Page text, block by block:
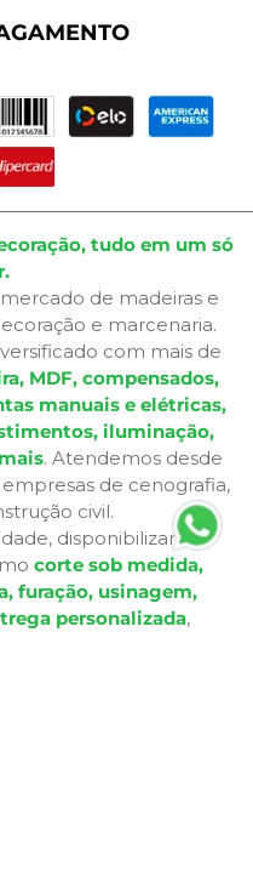
tudo em um só
de madeiras e
e marcenaria.
com mais de
MDF, compensados,
manuais e elétricas,
iluminação,
. Atendemos desde
de cenografia,
civil.
disponibilizamos
corte sob medida,
furação, usinagem,
personalizada,